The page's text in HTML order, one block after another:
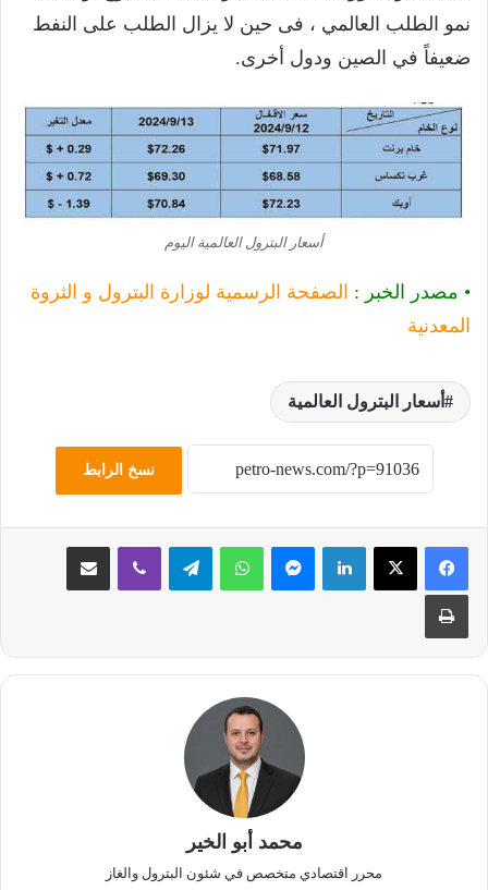
نمو الطلب العالمي ، فى حين لا يزال الطلب على النفط
ضعيفاً في الصين ودول أخرى.
أسعار البترول العالمية اليوم
• مصدر الخبر : الصفحة الرسمية لوزارة البترول و الثروة
المعدنية
أسعار البترول العالمية
نسخ الرابط
لينكدإن ماسنجر واتساب تيلقرام ڤايبر مشاركة عبر البريد
طباعة
محمد أبو الخير
محرر اقتصادي متخصص في شئون البترول والغاز